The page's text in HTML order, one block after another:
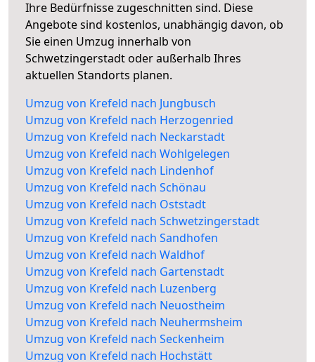
Ihre Bedürfnisse zugeschnitten sind. Diese
Angebote sind kostenlos, unabhängig davon, ob
Sie einen Umzug innerhalb von
Schwetzingerstadt oder außerhalb Ihres
aktuellen Standorts planen.
Umzug von Krefeld nach Jungbusch
Umzug von Krefeld nach Herzogenried
Umzug von Krefeld nach Neckarstadt
Umzug von Krefeld nach Wohlgelegen
Umzug von Krefeld nach Lindenhof
Umzug von Krefeld nach Schönau
Umzug von Krefeld nach Oststadt
Umzug von Krefeld nach Schwetzingerstadt
Umzug von Krefeld nach Sandhofen
Umzug von Krefeld nach Waldhof
Umzug von Krefeld nach Gartenstadt
Umzug von Krefeld nach Luzenberg
Umzug von Krefeld nach Neuostheim
Umzug von Krefeld nach Neuhermsheim
Umzug von Krefeld nach Seckenheim
Umzug von Krefeld nach Hochstätt